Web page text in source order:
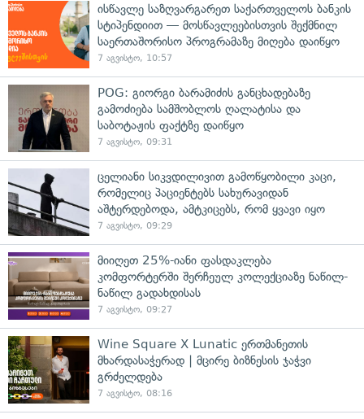
ისწავლე საზღვარგარეთ საქართველოს ბანკის
სტიპენდიით — მოსწავლეებისთვის შექმნილ
საერთაშორისო პროგრამაზე მიღება დაიწყო
7 აგვისტო, 10:57
POG: გიორგი ბარამიძის განცხადებაზე
გამოძიება სამშობლოს ღალატისა და
საბოტაჟის ფაქტზე დაიწყო
7 აგვისტო, 09:31
ცელიანი სიკვდილივით გამოწყობილი კაცი,
რომელიც პაციენტებს სახურავიდან
აშტერდებოდა, ამტკიცებს, რომ ყვავი იყო
7 აგვისტო, 09:29
მიიღეთ 25%-იანი ფასდაკლება
კომფორტერში შერჩეულ კოლექციაზე ნაწილ-
ნაწილ გადახდისას
7 აგვისტო, 09:27
Wine Square X Lunatic ერთმანეთის
მხარდასაჭერად | მცირე ბიზნესის ჯაჭვი
გრძელდება
7 აგვისტო, 08:16